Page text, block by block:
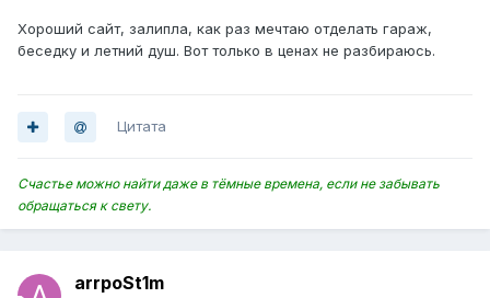
Хороший сайт, залипла, как раз мечтаю отделать гараж,
беседку и летний душ. Вот только в ценах не разбираюсь.
Цитата
Счастье можно найти даже в тёмные времена, если не забывать
обращаться к свету.
arrpoSt1m